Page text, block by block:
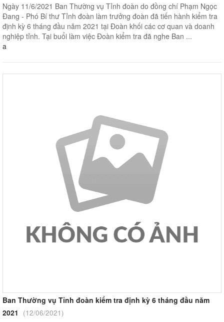
Ngày 11/6/2021 Ban Thường vụ Tỉnh đoàn do đồng chí Phạm Ngọc
Đang - Phó Bí thư Tỉnh đoàn làm trưởng đoàn đã tiến hành kiểm tra
định kỳ 6 tháng đầu năm 2021 tại Đoàn khối các cơ quan và doanh
nghiệp tỉnh. Tại buổi làm việc Đoàn kiểm tra đã nghe Ban ...
a
Ban Thường vụ Tỉnh đoàn kiểm tra định kỳ 6 tháng đầu năm
2021
(12/06/2021)